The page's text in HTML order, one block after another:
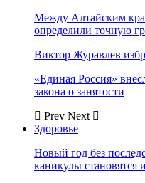
Между Алтайским
определили точную
Виктор Журавлев
«Единая Россия»
закона о занятости
Prev Next
Здоровье
Новый год без
каникулы